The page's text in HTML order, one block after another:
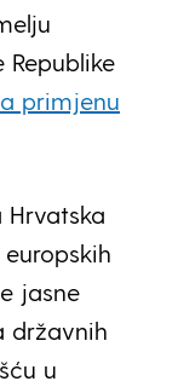
Republike
primjenu
Hrvatska
jasne
državnih
u